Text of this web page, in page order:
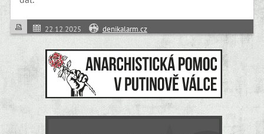
22.12.2025 denikalarm.cz